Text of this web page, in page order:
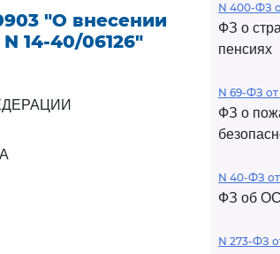
"О внесении
14-40/06126"
N 400-ФЗ
ФЗ о
пенсиях
N 69-ФЗ от
ФЗ о
N 40-ФЗ
ФЗ об
N 273-ФЗ